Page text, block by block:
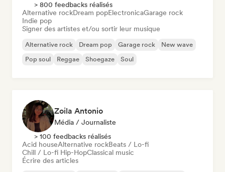
> 800 feedbacks réalisés
Alternative rockDream popElectronicaGarage rock
Indie pop
Signer des artistes et/ou sortir leur musique
Alternative rock Dream pop Garage rock
New wave
Pop soul
Reggae Shoegaze Soul
Zoila Antonio
Média / Journaliste
> 100 feedbacks réalisés
Acid houseAlternative rockBeats / Lo-fi
Chill / Lo-fi Hip-HopClassical music
Écrire des articles